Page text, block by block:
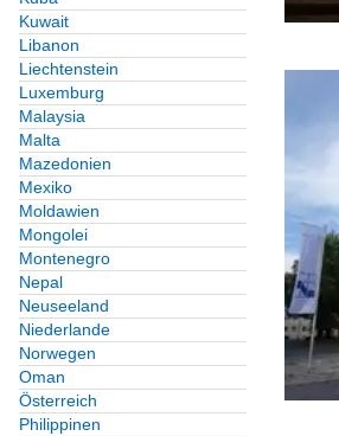
Kuwait
Libanon
Liechtenstein
Luxemburg
Malaysia
Malta
Mazedonien
Mexiko
Moldawien
Mongolei
Montenegro
Nepal
Neuseeland
Niederlande
Norwegen
Oman
Österreich
Philippinen